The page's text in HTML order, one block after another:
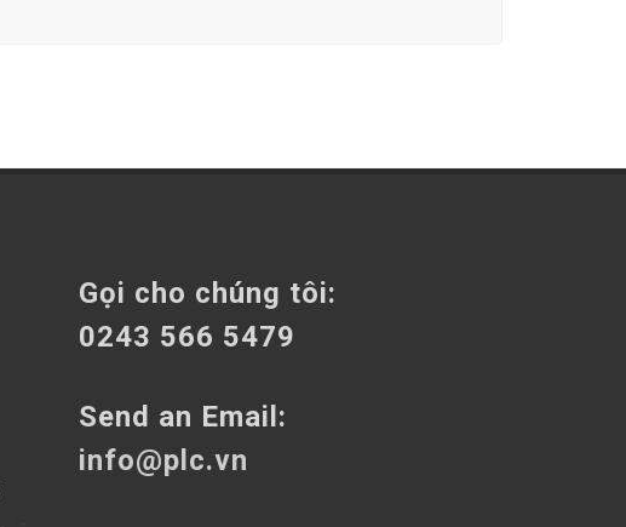
Gọi cho chúng tôi:
0243 566 5479
Send an Email:
info@plc.vn